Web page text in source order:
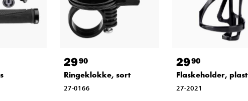
2990
Ringeklokke, sort
27-0166
2990
Flaskeholder, plast
27-2021